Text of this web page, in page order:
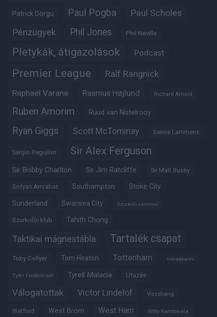
Patrick Dorgu Paul Pogba Paul Scholes
Pénzügyek Phil Jones Phil Neville
Pletykák, átigazolások Podcast
Premier League Ralf Rangnick
Raphaël Varane Rasmus Højlund Richard Arnold
Ruben Amorim Ruud van Nistelrooy
Ryan Giggs Scott McTominay Senne Lammens
Sergio Reguilon Sir Alex Ferguson
Sir Bobby Charlton Sir Jim Ratcliffe Sir Matt Busby
Sofyan Amrabat Southampton Stoke City
Sunderland Swansea City Szurkoló szemmel
Szurkolói klub Tahith Chong
Taktikai mágnestábla Tartalék csapat
Toby Collyer Tom Heaton Tottenham Trófeabibliográfia
Tyler Fredericson Tyrell Malacia Utazás
Válogatottak Victor Lindelöf Visszhang
Watford West Brom West Ham Willy Kambwala